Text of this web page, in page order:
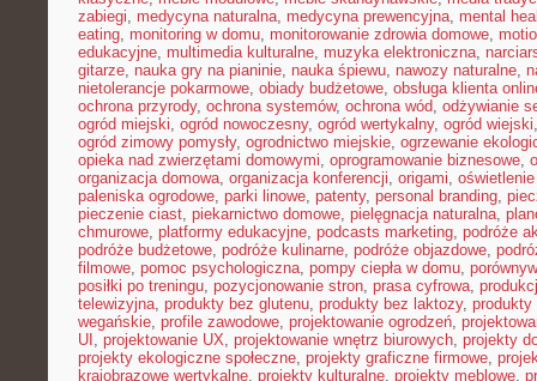
zabiegi, medycyna naturalna, medycyna prewencyjna, mental
eating, monitoring w domu, monitorowanie zdrowia domowe,
edukacyjne, multimedia kulturalne, muzyka elektroniczna,
gitarze, nauka gry na pianinie, nauka śpiewu, nawozy naturalne,
nietolerancje pokarmowe, obiady budżetowe, obsługa klienta
ochrona przyrody, ochrona systemów, ochrona wód, odżywianie
ogród miejski, ogród nowoczesny, ogród wertykalny, ogród wiejski
ogród zimowy pomysły, ogrodnictwo miejskie, ogrzewanie
opieka nad zwierzętami domowymi, oprogramowanie biznesowe,
organizacja domowa, organizacja konferencji, origami,
paleniska ogrodowe, parki linowe, patenty, personal branding,
pieczenie ciast, piekarnictwo domowe, pielęgnacja naturalna,
chmurowe, platformy edukacyjne, podcasts marketing, podróże
podróże budżetowe, podróże kulinarne, podróże objazdowe,
filmowe, pomoc psychologiczna, pompy ciepła w domu,
posiłki po treningu, pozycjonowanie stron, prasa cyfrowa,
telewizyjna, produkty bez glutenu, produkty bez laktozy, produkty
wegańskie, profile zawodowe, projektowanie ogrodzeń,
UI , projektowanie UX, projektowanie wnętrz biurowych, projekty
projekty ekologiczne społeczne, projekty graficzne firmowe,
krajobrazowe wertykalne, projekty kulturalne, projekty meblowe,